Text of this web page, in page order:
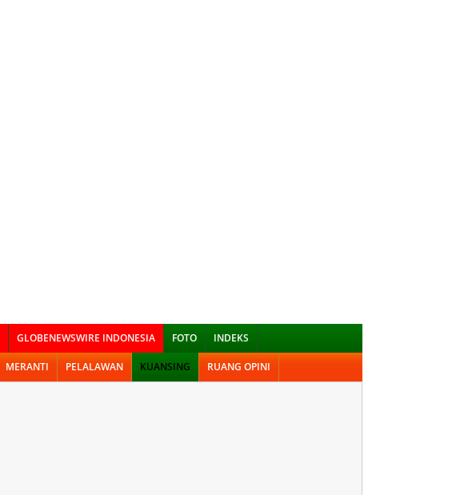
GLOBENEWSWIRE INDONESIA FOTO INDEKS
MERANTI PELALAWAN KUANSING RUANG OPINI